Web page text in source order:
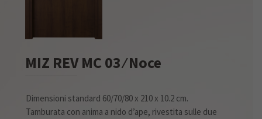
MIZ REV MC 03 ⁄ Noce
Dimensioni standard 60/70/80 x 210 x 10.2 cm.
Tamburata con anima a nido d’ape, rivestita sulle due